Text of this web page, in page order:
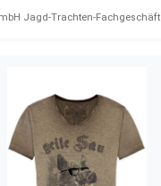
Jagd-Trachten-Fachgeschäft